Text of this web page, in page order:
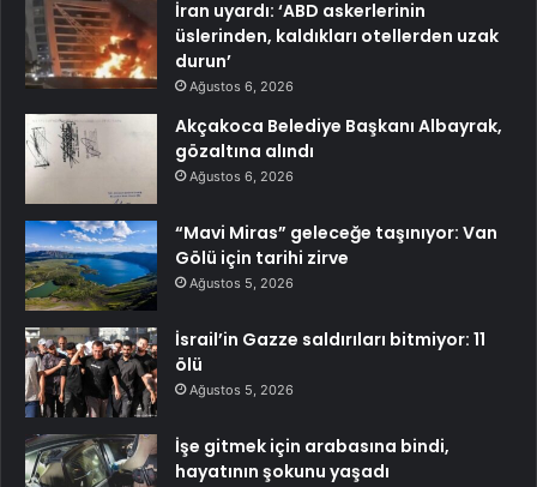
İran uyardı: ‘ABD askerlerinin
üslerinden, kaldıkları otellerden uzak
durun’
Ağustos 6, 2026
Akçakoca Belediye Başkanı Albayrak,
gözaltına alındı
Ağustos 6, 2026
“Mavi Miras” geleceğe taşınıyor: Van
Gölü için tarihi zirve
Ağustos 5, 2026
İsrail’in Gazze saldırıları bitmiyor: 11
ölü
Ağustos 5, 2026
İşe gitmek için arabasına bindi,
hayatının şokunu yaşadı